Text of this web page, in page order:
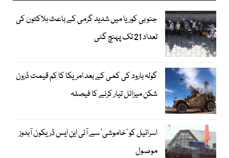
جنوبی کوریا میں شدید گرمی کے باعث ہلاکتوں کی
تعداد 21 تک پہنچ گئی
گولہ بارود کی کمی کے بعد امریکا کا کم قیمت ڈرون
شکن میزائل تیار کرنے کا فیصلہ
اسرائیل کو ’خاموشی‘ سے آئی این ایس ڈریکون آبدوز
موصول